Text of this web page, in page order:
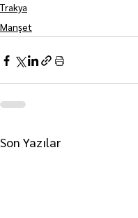
Trakya
Manşet
Son Yazılar